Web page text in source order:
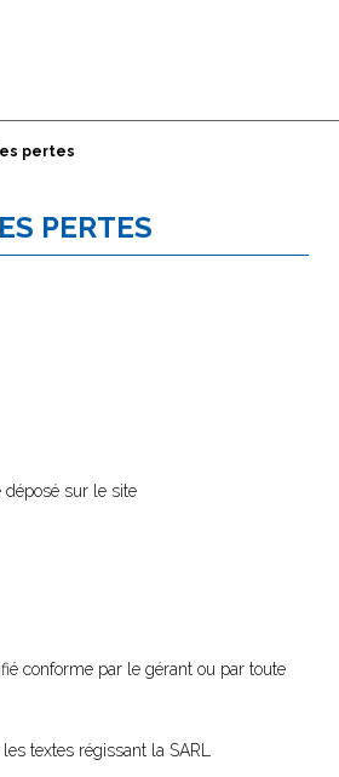
pertes
PERTES
déposé sur le site
conforme par le gérant ou par toute
textes régissant la SARL